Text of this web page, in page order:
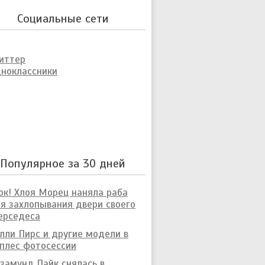
Социальные сети
Популярное за 30 дней
Хлоя Морец наняла раба
захлопывания двери своего
Пирс и другие модели в
фотосессии